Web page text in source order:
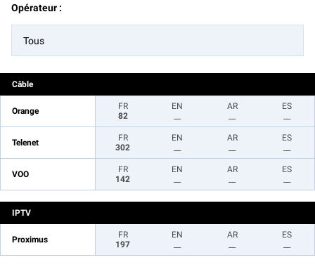
Opérateur :
Tous
Câble
Orange
FR
82
EN
AR
ES
Telenet
FR
302
EN
AR
ES
VOO
FR
142
EN
AR
ES
IPTV
Proximus
FR
197
EN
AR
ES